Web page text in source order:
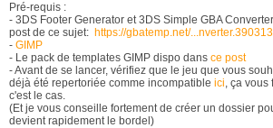
Pré-requis :
- 3DS Footer Generator et 3DS Simple GBA
post de ce sujet: https://gbatemp.net/
- GIMP
- Le pack de templates GIMP dispo dans ce post
- Avant de se lancer, vérifiez que le jeu que vous
déjà été repertoriée comme incompatible ici, ça vous
c'est le cas.
(Et je vous conseille fortement de créer un dossier
devient rapidement le bordel)